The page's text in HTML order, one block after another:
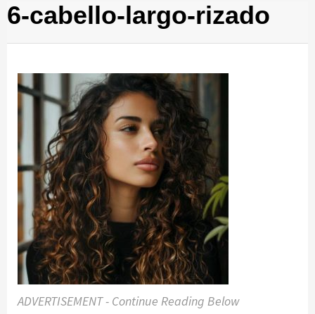
6-cabello-largo-rizado
ADVERTISEMENT - Continue Reading Below